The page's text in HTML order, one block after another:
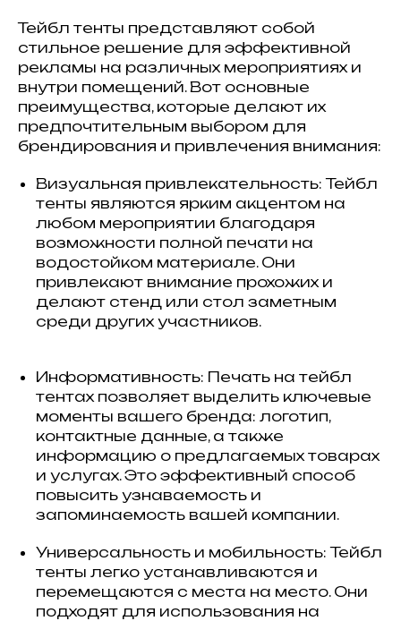
Тейбл тенты представляют собой
стильное решение для эффективной
рекламы на различных мероприятиях и
внутри помещений. Вот основные
преимущества, которые делают их
предпочтительным выбором для
брендирования и привлечения внимания:
Визуальная привлекательность: Тейбл
тенты являются ярким акцентом на
любом мероприятии благодаря
возможности полной печати на
водостойком материале. Они
привлекают внимание прохожих и
делают стенд или стол заметным
среди других участников.
Информативность: Печать на тейбл
тентах позволяет выделить ключевые
моменты вашего бренда: логотип,
контактные данные, а также
информацию о предлагаемых товарах
и услугах. Это эффективный способ
повысить узнаваемость и
запоминаемость вашей компании.
Универсальность и мобильность: Тейбл
тенты легко устанавливаются и
перемещаются с места на место. Они
подходят для использования на